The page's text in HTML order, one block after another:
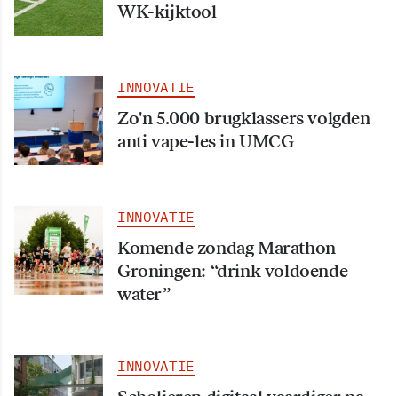
WK-kijktool
INNOVATIE
Zo'n 5.000 brugklassers volgden
anti vape-les in UMCG
INNOVATIE
Komende zondag Marathon
Groningen: “drink voldoende
water”
INNOVATIE